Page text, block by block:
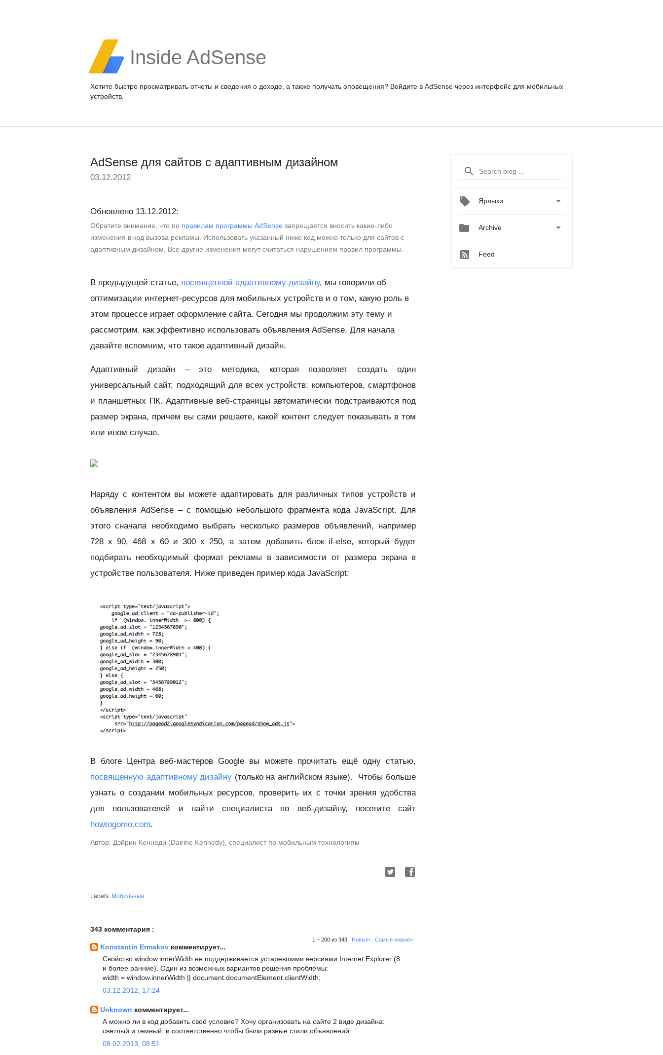
Inside AdSense
Хотите быстро просматривать отчеты и сведения о доходе, а также получать оповещения? Войдите в AdSense через интерфейс для мобильных
устройств.
AdSense для сайтов с адаптивным дизайном
03.12.2012
Обновлено 13.12.2012:
Обратите внимание, что по правилам программы AdSense запрещается вносить какие-либо
изменения в код вызова рекламы. Использовать указанный ниже код можно только для сайтов с
адаптивным дизайном. Все другие изменения могут считаться нарушением правил программы.
В предыдущей статье, посвященной адаптивному дизайну, мы говорили об
оптимизации интернет-ресурсов для мобильных устройств и о том, какую роль в
этом процессе играет оформление сайта. Сегодня мы продолжим эту тему и
рассмотрим, как эффективно использовать объявления AdSense. Для начала
давайте вспомним, что такое адаптивный дизайн.
Адаптивный дизайн – это методика, которая позволяет создать один
универсальный сайт, подходящий для всех устройств: компьютеров, смартфонов
и планшетных ПК. Адаптивные веб-страницы автоматически подстраиваются под
размер экрана, причем вы сами решаете, какой контент следует показывать в том
или ином случае.
Наряду с контентом вы можете адаптировать для различных типов устройств и
объявления AdSense – с помощью небольшого фрагмента кода JavaScript. Для
этого сначала необходимо выбрать несколько размеров объявлений, например
728 x 90, 468 x 60 и 300 x 250, а затем добавить блок if-else, который будет
подбирать необходимый формат рекламы в зависимости от размера экрана в
устройстве пользователя. Ниже приведен пример кода JavaScript:
В блоге Центра веб-мастеров Google вы можете прочитать ещё одну статью,
посвященную адаптивному дизайну (только на английском языке). Чтобы больше
узнать о создании мобильных ресурсов, проверить их с точки зрения удобства
для пользователей и найти специалиста по веб-дизайну, посетите сайт
howtogomo.com.
Автор: Дэйрин Кеннеди (Dairine Kennedy), специалист по мобильным технологиям
Labels: Мобильные
343 комментария :
1 – 200 из 343 Новые› Самые новые»
Konstantin Ermakov комментирует...
Свойство window.innerWidth не поддерживается устаревшими версиями Internet Explorer (8
и более ранние). Один из возможных вариантов решения проблемы:
width = window.innerWidth || document.documentElement.clientWidth;
03.12.2012, 17:24
Unknown комментирует...
А можно ли в код добавить своё условие? Хочу организовать на сайте 2 виде дизайна:
светлый и темный, и соответственно чтобы были разные стили объявлений.
08.02.2013, 08:51
Ярлыки 
 Archive 
Feed